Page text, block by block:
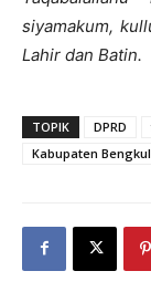
siyamakum,
Lahir dan Batin.
TOPIK DPRD
Kabupaten